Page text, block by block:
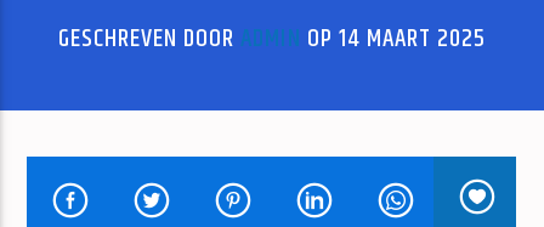
HUIDIG NUMMER
GESCHREVEN DOOR ADMIN OP 14 MAART 2025